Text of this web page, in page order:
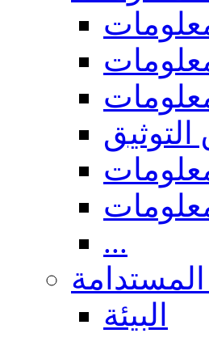
...
المستدامة
البيئة